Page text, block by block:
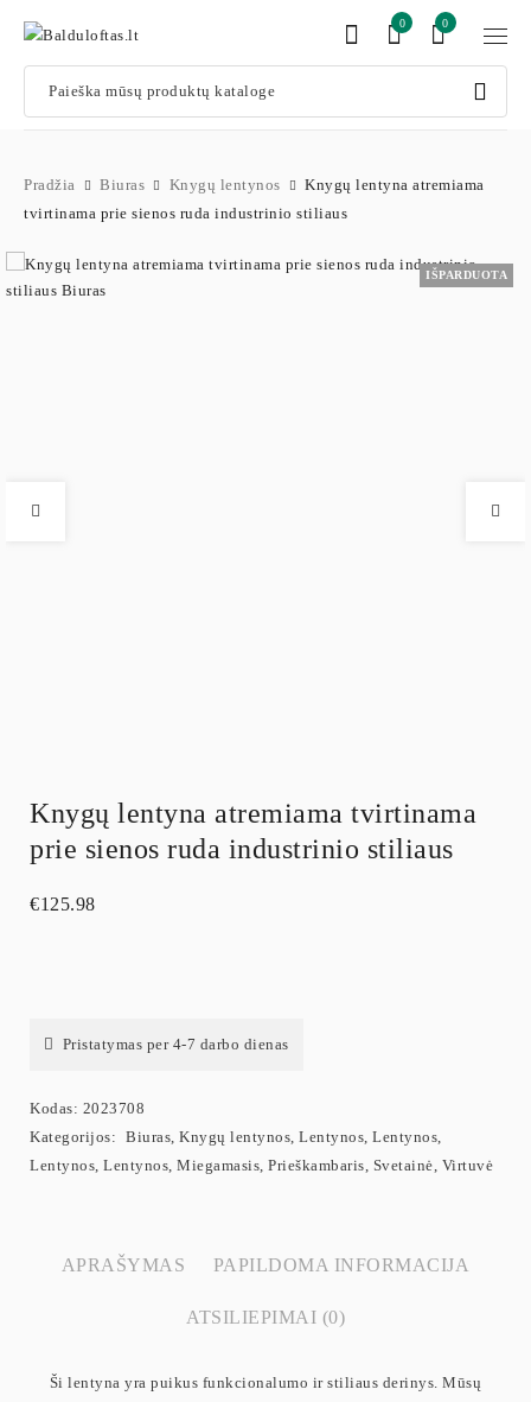
0
0
Pradžia Biuras Knygų lentynos
Knygų lentyna atremiama
tvirtinama prie sienos ruda industrinio stiliaus
IŠPARDUOTA
Knygų lentyna atremiama tvirtinama
prie sienos ruda industrinio stiliaus
€125.98
Pristatymas per 4-7 darbo dienas
Kodas: 2023708
Kategorijos: Biuras, Knygų lentynos, Lentynos, Lentynos,
Lentynos, Lentynos, Miegamasis, Prieškambaris, Svetainė, Virtuvė
APRAŠYMAS PAPILDOMA INFORMACIJA
ATSILIEPIMAI (0)
Ši lentyna yra puikus funkcionalumo ir stiliaus derinys. Mūsų